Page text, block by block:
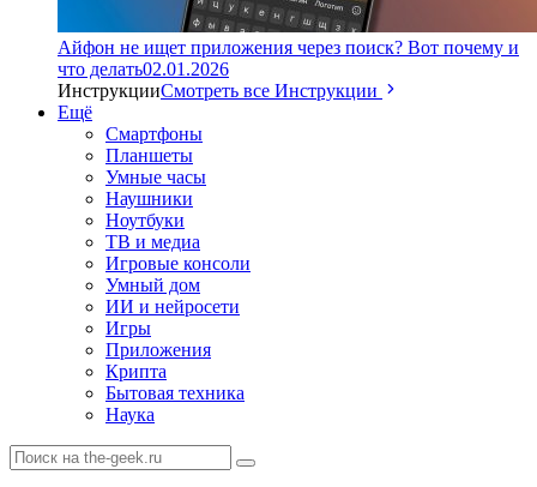
Айфон не ищет приложения через поиск? Вот почему и
что делать02.01.2026
ИнструкцииСмотреть все Инструкции
Ещё
Смартфоны
Планшеты
Умные часы
Наушники
Ноутбуки
ТВ и медиа
Игровые консоли
Умный дом
ИИ и нейросети
Игры
Приложения
Крипта
Бытовая техника
Наука